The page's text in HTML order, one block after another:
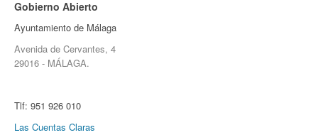
Gobierno Abierto
Ayuntamiento de Málaga
Avenida de Cervantes, 4
29016 - MÁLAGA.
Tlf: 951 926 010
Las Cuentas Claras